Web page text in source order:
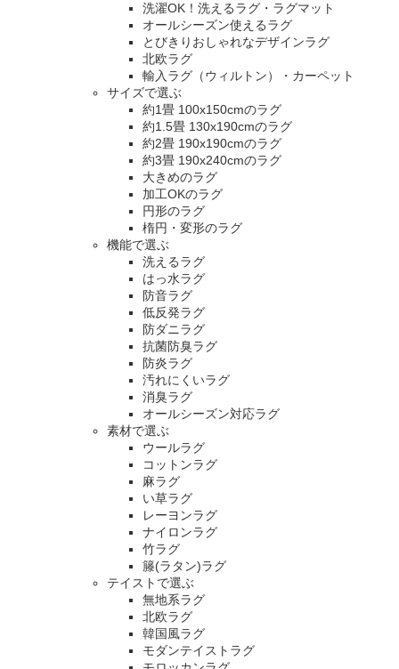
洗濯OK！洗えるラグ・ラグマット
オールシーズン使えるラグ
とびきりおしゃれなデザインラグ
北欧ラグ
輸入ラグ（ウィルトン）・カーペット
サイズで選ぶ
約1畳 100x150cmのラグ
約1.5畳 130x190cmのラグ
約2畳 190x190cmのラグ
約3畳 190x240cmのラグ
大きめのラグ
加工OKのラグ
円形のラグ
楕円・変形のラグ
機能で選ぶ
洗えるラグ
はっ水ラグ
防音ラグ
低反発ラグ
防ダニラグ
抗菌防臭ラグ
防炎ラグ
汚れにくいラグ
消臭ラグ
オールシーズン対応ラグ
素材で選ぶ
ウールラグ
コットンラグ
麻ラグ
い草ラグ
レーヨンラグ
ナイロンラグ
竹ラグ
籐(ラタン)ラグ
テイストで選ぶ
無地系ラグ
北欧ラグ
韓国風ラグ
モダンテイストラグ